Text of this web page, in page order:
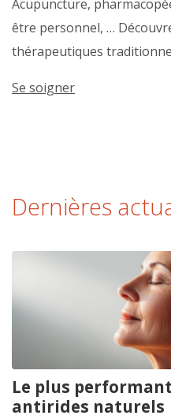
Acupuncture,
être personnel, …
thérapeutiques
Se soigner
Dernières
Le plus
antirides naturels